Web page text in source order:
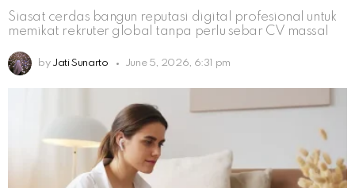
Siasat cerdas bangun reputasi digital profesional untuk
memikat rekruter global tanpa perlu sebar CV massal
by Jati Sunarto June 5, 2026, 6:31 pm